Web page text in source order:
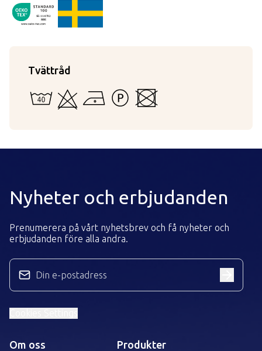
OekoTex110792
SE-11-0792
RISE
Tvättråd
40 - Kan vattentvättas i maskin eller för hand
Kan ej blekasStrykning med låg temperatur
Tål inte starkare tvättvätskor än
Kan inte torktumlas
Nyheter och erbjudanden
Prenumerera på vårt nyhetsbrev och få nyheter och
erbjudanden före alla andra.
Din e-postadress
Om oss Produkter